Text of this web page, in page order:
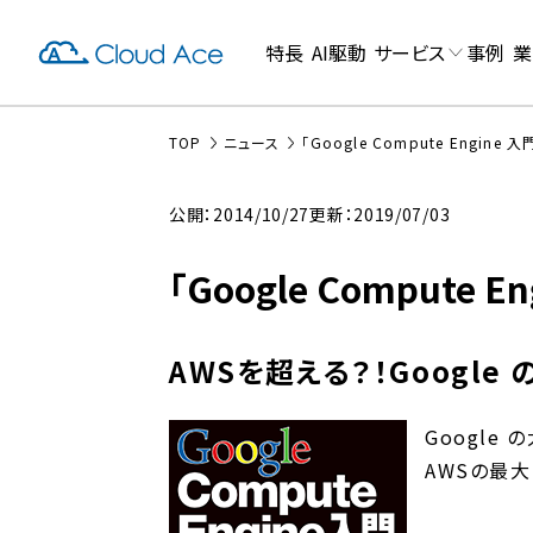
特長 AI駆動 サービス 事例
TOP ニュース 「Google Compute Engine 入門
公開：2014/10/27更新：2019/07/03
「Google Compute
AWSを超える？！Google
Google の
AWSの最